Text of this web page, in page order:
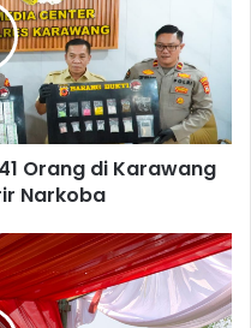
Orang di Karawang
Narkoba